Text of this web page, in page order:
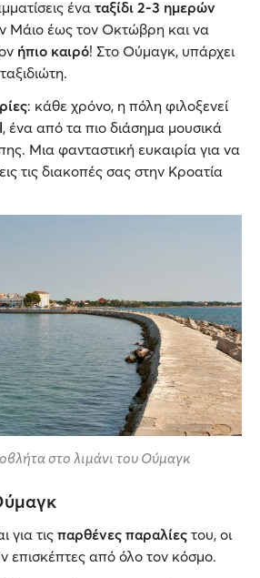
ένα ταξίδι 2-3 ημερών
Μάιο έως τον Οκτώβρη και να
ήπιο καιρό! Στο Ούμαγκ, υπάρχει
: κάθε χρόνο, η πόλη φιλοξενεί
, ένα από τα πιο διάσημα μουσικά
Μια φανταστική ευκαιρία για να
τις διακοπές σας στην Κροατία
στο λιμάνι του Ούμαγκ
για τις παρθένες παραλίες του, οι
επισκέπτες από όλο τον κόσμο.